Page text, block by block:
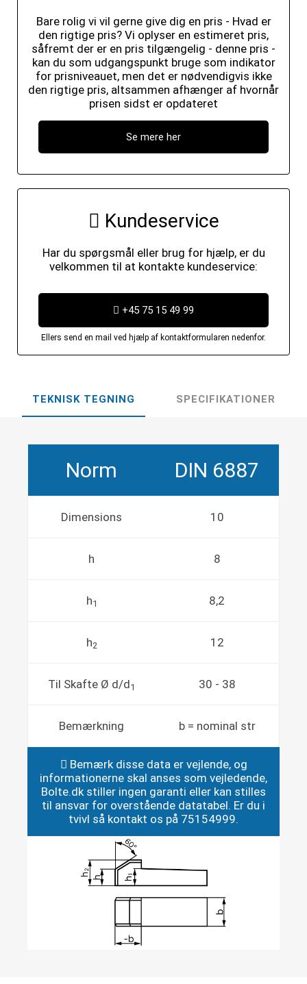
Bare rolig vi vil gerne give dig en pris - Hvad er
den rigtige pris? Vi oplyser en estimeret pris,
såfremt der er en pris tilgængelig - denne pris -
kan du som udgangspunkt bruge som indikator
for prisniveauet, men det er nødvendigvis ikke
den rigtige pris, altsammen afhænger af hvornår
prisen sidst er opdateret
Se mere her
Kundeservice
Har du spørgsmål eller brug for hjælp, er du
velkommen til at kontakte kundeservice:
+45 75 15 49 99
Ellers send en mail ved hjælp af kontaktformularen nedenfor.
TEKNISK TEGNING SPECIFIKATIONER
Norm DIN 6887
Dimensions 10
h 8
h1 8,2
h2 12
Til Skafte Ø d/d1 30 - 38
Bemærkning b = nominal str
Bemærk disse data er vejlende, og
informationerne skal anses som vejledende,
Bolte.dk stiller ingen garanti eller kan stilles
til ansvar for overstående datatabel. Er du i
tvivl så kontakt os på 75154999.